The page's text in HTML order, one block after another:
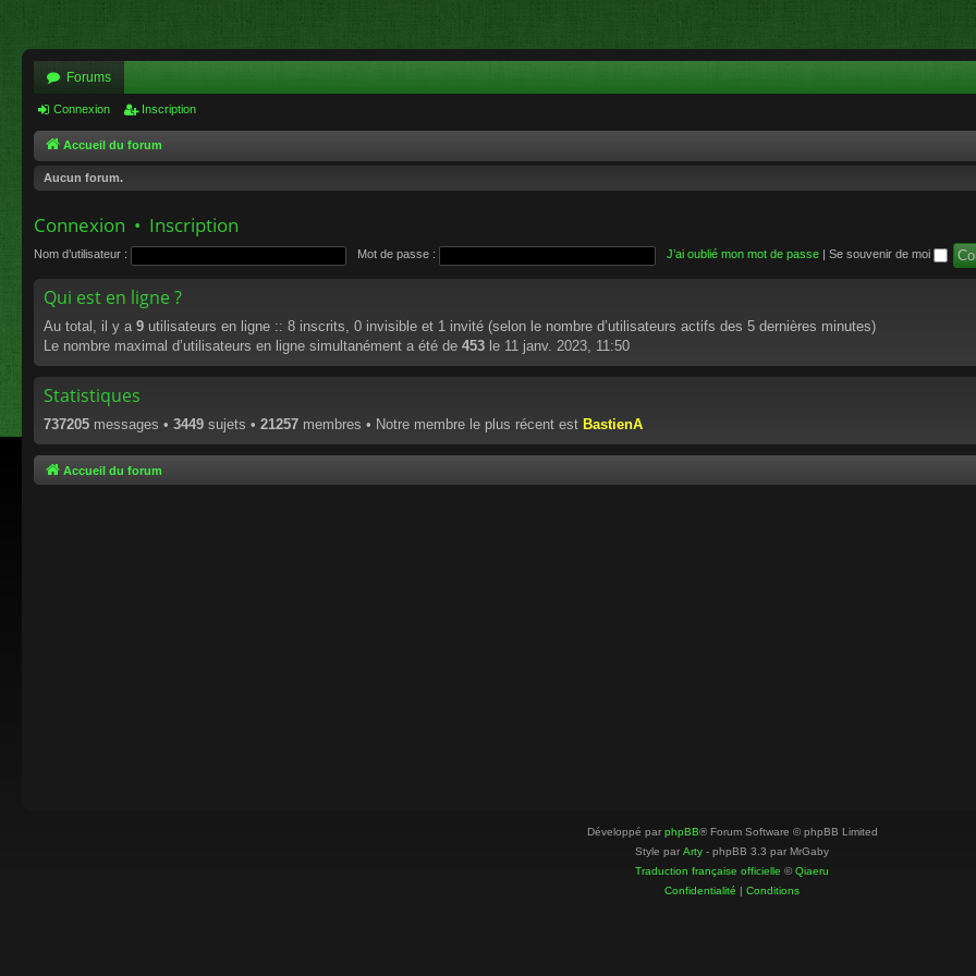
Forums
Connexion Inscription
Accueil du forum
Aucun forum.
Connexion • Inscription
Nom d’utilisateur : Mot de passe : J’ai oublié mon mot de passe Se souvenir de moi
Qui est en ligne ?
Au total, il y a 9 utilisateurs en ligne :: 8 inscrits, 0 invisible et 1 invité (selon le nombre d’utilisateurs actifs des 5 dernières minutes)
Le nombre maximal d’utilisateurs en ligne simultanément a été de 453 le 11 janv. 2023, 11:50
Statistiques
737205 messages • 3449 sujets • 21257 membres • Notre membre le plus récent est BastienA
Accueil du forum
Développé par phpBB® Forum Software © phpBB Limited
Style par Arty - phpBB 3.3 par MrGaby
Traduction française officielle ©Qiaeru
Confidentialité | Conditions